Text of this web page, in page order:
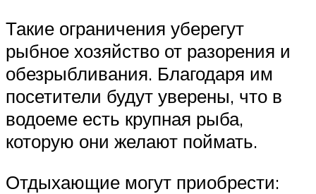
Такие ограничения уберегут
рыбное хозяйство от разорения и
обезрыбливания. Благодаря им
посетители будут уверены, что в
водоеме есть крупная рыба,
которую они желают поймать.
Отдыхающие могут приобрести: